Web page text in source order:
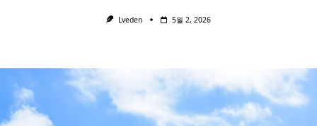
Lveden 5월 2, 2026